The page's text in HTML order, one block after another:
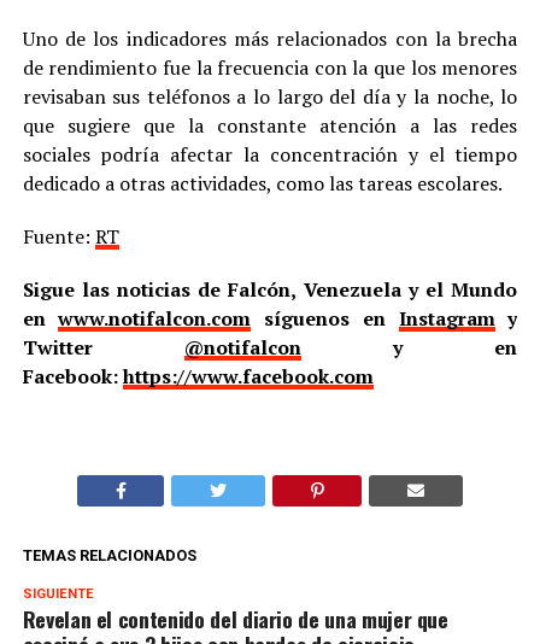
Uno de los indicadores más relacionados con la brecha
de rendimiento fue la frecuencia con la que los menores
revisaban sus teléfonos a lo largo del día y la noche, lo
que sugiere que la constante atención a las redes
sociales podría afectar la concentración y el tiempo
dedicado a otras actividades, como las tareas escolares.
Fuente: RT
Sigue las noticias de Falcón, Venezuela y el Mundo
enwww.notifalcon.com síguenos en Instagramy
Twitter @notifalcony en
Facebook:https://www.facebook.com
TEMAS RELACIONADOS
SIGUIENTE
Revelan el contenido del diario de una mujer que